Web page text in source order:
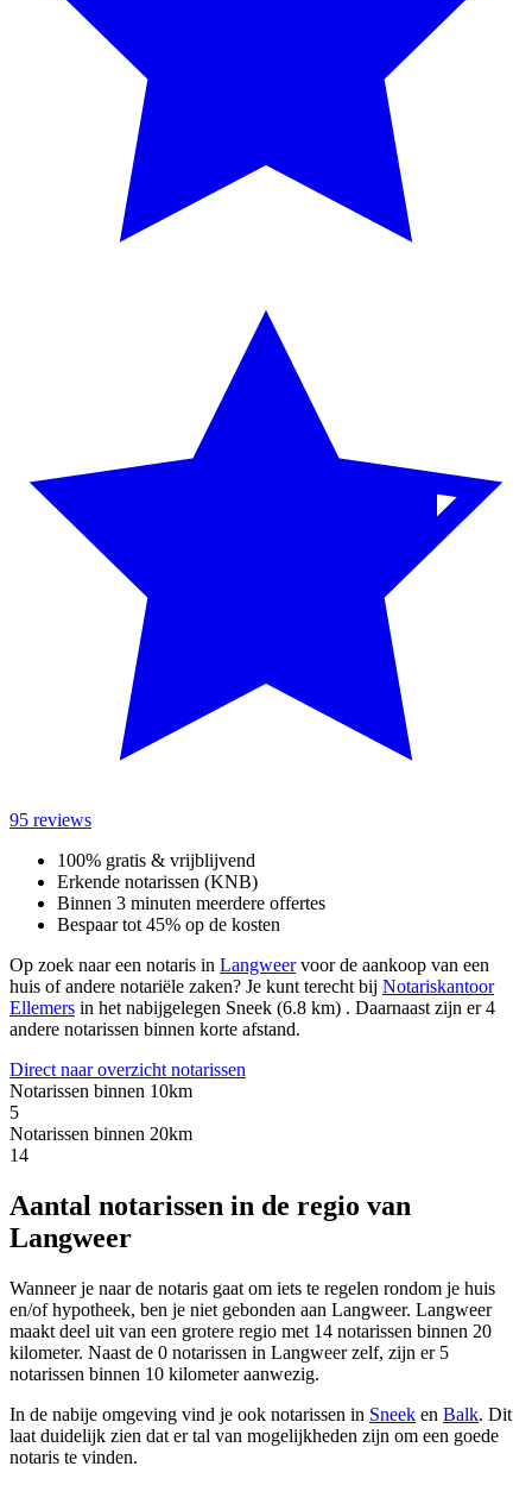
95 reviews
100% gratis & vrijblijvend
Erkende notarissen (KNB)
Binnen 3 minuten meerdere offertes
Bespaar tot 45% op de kosten
Op zoek naar een notaris in Langweervoor de aankoop van een
huis of andere notariële zaken? Je kunt terecht bij Notariskantoor
Ellemers in het nabijgelegen Sneek (6.8 km) . Daarnaast zijn er 4
andere notarissen binnen korte afstand.
Direct naar overzicht notarissen
Notarissen binnen 10km
5
Notarissen binnen 20km
14
Aantal notarissen in de regio van
Langweer
Wanneer je naar de notaris gaat om iets te regelen rondom je huis
en/of hypotheek, ben je niet gebonden aan Langweer. Langweer
maakt deel uit van een grotere regio met 14 notarissen binnen 20
kilometer. Naast de 0 notarissen in Langweer zelf, zijn er 5
notarissen binnen 10 kilometer aanwezig.
In de nabije omgeving vind je ook notarissen in Sneek en Balk. Dit
laat duidelijk zien dat er tal van mogelijkheden zijn om een goede
notaris te vinden.